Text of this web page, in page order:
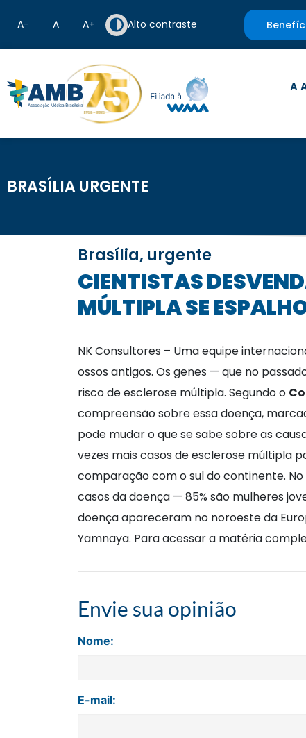
A− A A+ Alto contraste
A
BRASÍLIA URGENTE
Brasília, urgente
CIENTISTAS DESVENDAM MISTÉRIO SOBRE COMO GENE DA ESCLEROSE
MÚLTIPLA SE
NK Consultores – Uma equipe
ossos antigos. Os genes — que no
risco de esclerose múltipla. Segundo o
compreensão sobre essa doença,
pode mudar o que se sabe sobre as
vezes mais casos de esclerose múltipla
comparação com o sul do continente.
casos da doença — 85% são mulheres
doença apareceram no noroeste da
Yamnaya. Para acessar a matéria
Envie sua opinião
Nome:
E-mail: